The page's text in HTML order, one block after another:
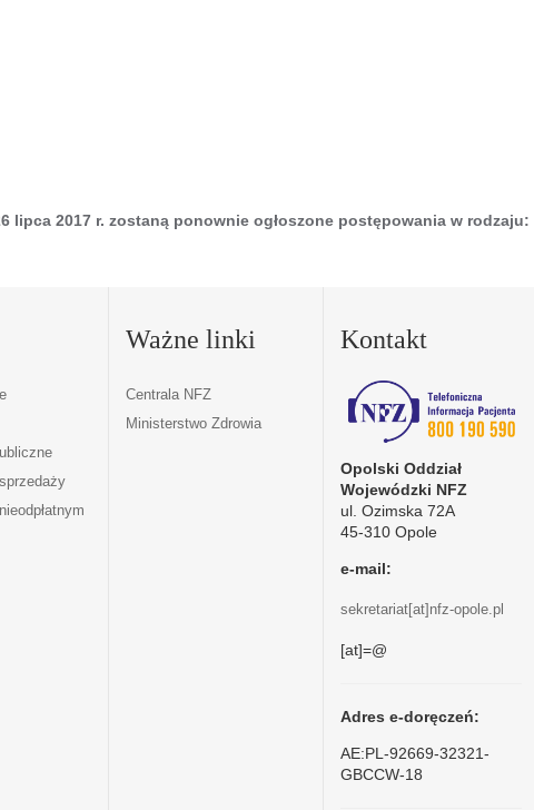
lipca 2017 r. zostaną ponownie ogłoszone postępowania w rodzaju:
Ważne linki
Centrala NFZ
Ministerstwo Zdrowia
Kontakt
Opolski Oddział
Wojewódzki NFZ
ul. Ozimska 72A
45-310 Opole
e-mail:
sekretariat[at]nfz-opole.pl
[at]=@
Adres e-doręczeń:
AE:PL-92669-32321-
GBCCW-18